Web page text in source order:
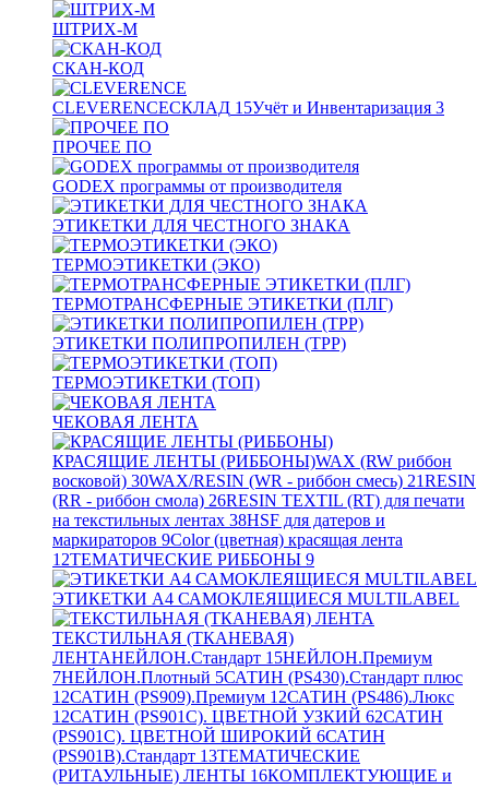
ШТРИХ-М
СКАН-КОД
CLEVERENCEСКЛАД 15Учёт и Инвентаризация 3
ПРОЧЕЕ ПО
GODEX программы от производителя
ЭТИКЕТКИ ДЛЯ ЧЕСТНОГО ЗНАКА
ТЕРМОЭТИКЕТКИ (ЭКО)
ТЕРМОТРАНСФЕРНЫЕ ЭТИКЕТКИ (ПЛГ)
ЭТИКЕТКИ ПОЛИПРОПИЛЕН (TPP)
ТЕРМОЭТИКЕТКИ (ТОП)
ЧЕКОВАЯ ЛЕНТА
КРАСЯЩИЕ ЛЕНТЫ (РИББОНЫ)WAX (RW риббон
восковой) 30WAX/RESIN (WR - риббон смесь) 21RESIN
(RR - риббон смола) 26RESIN TEXTIL (RT) для печати
на текстильных лентах 38HSF для датеров и
маркираторов 9Color (цветная) красящая лента
12ТЕМАТИЧЕСКИЕ РИББОНЫ 9
ЭТИКЕТКИ А4 САМОКЛЕЯЩИЕСЯ MULTILABEL
ТЕКСТИЛЬНАЯ (ТКАНЕВАЯ)
ЛЕНТАНЕЙЛОН.Стандарт 15НЕЙЛОН.Премиум
7НЕЙЛОН.Плотный 5САТИН (PS430).Стандарт плюс
12САТИН (PS909).Премиум 12САТИН (PS486).Люкс
12САТИН (PS901C). ЦВЕТНОЙ УЗКИЙ 62САТИН
(PS901C). ЦВЕТНОЙ ШИРОКИЙ 6САТИН
(PS901B).Стандарт 13ТЕМАТИЧЕСКИЕ
(РИТАУЛЬНЫЕ) ЛЕНТЫ 16КОМПЛЕКТУЮЩИЕ и